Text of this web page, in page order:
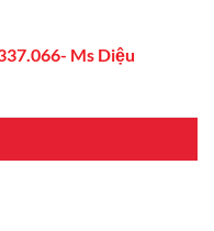
Ms Diệu